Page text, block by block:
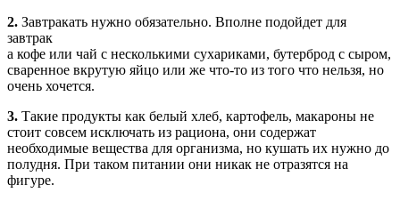
2. Завтракать нужно обязательно. Вполне подойдет для
завтрак
а кофе или чай с несколькими сухариками, бутерброд с сыром,
сваренное вкрутую яйцо или же что-то из того что нельзя, но
очень хочется.
3. Такие продукты как белый хлеб, картофель, макароны не
стоит совсем исключать из рациона, они содержат
необходимые вещества для организма, но кушать их нужно до
полудня. При таком питании они никак не отразятся на
фигуре.